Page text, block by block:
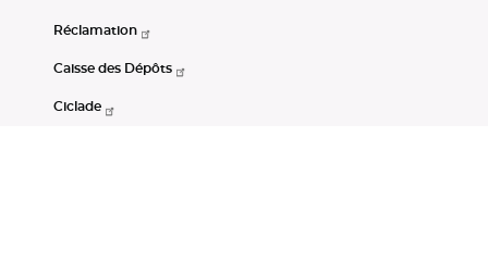
Réclamation
Caisse des Dépôts
Ciclade